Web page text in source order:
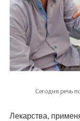
Сегодня речь
Лекарства,